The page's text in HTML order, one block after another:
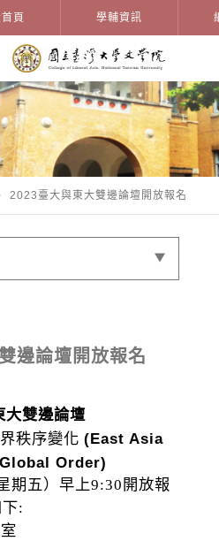
頁 學輔資訊
2023臺大與東大雙邊論壇開放報名
邊論壇開放報名
大雙邊論壇
秩序變化 (East Asia
Order)
期五）早上9:30 開放報
: